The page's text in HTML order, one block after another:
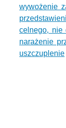
wywożenie
celnego, nie
narażenie
uszczuplenie